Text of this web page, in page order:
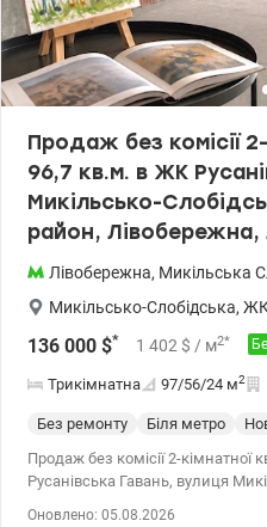
перепоступці. Телефонуйте вже
перегляд. Ціна 65000у.о.,
Продаж без комісії
96,7 кв.м. в ЖК
Микільсько-
район, Лівобережна,
Лівобережна, Микільська
Микільсько-Слобідська, ЖК
136 000 $* 1 402 $ / м2*
Трикімнатна 97/56/24 м2
Без ремонту Біля метро
Продаж без комісії 2-кімнатної
Русанівська Гавань, вулиця
Оновлено: 05.08.2026